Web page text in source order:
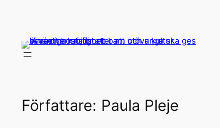
innehåll
Författare: Paula Pleje